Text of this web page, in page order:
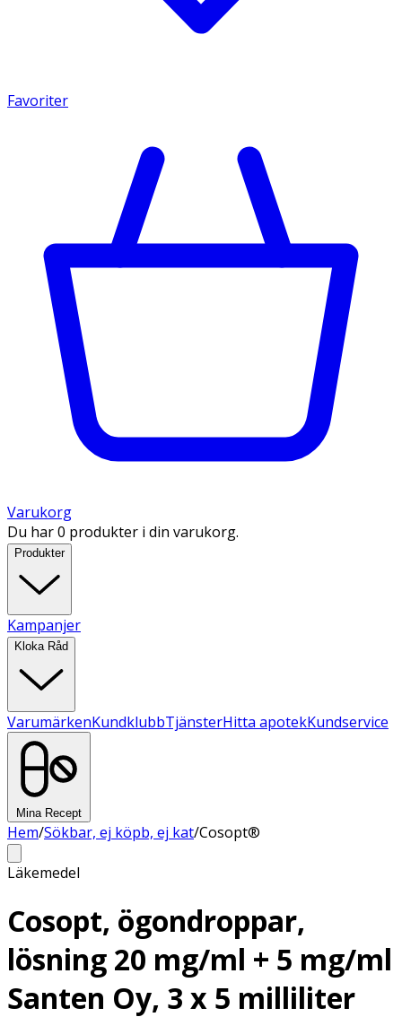
Favoriter
Varukorg
Du har 0 produkter i din varukorg.
Produkter
Kampanjer
Kloka Råd
VarumärkenKundklubbTjänsterHitta apotekKundservice
Mina Recept
Hem/Sökbar, ej köpb, ej kat/Cosopt®
Läkemedel
Cosopt, ögondroppar,
lösning 20 mg/ml + 5 mg/ml
Santen Oy, 3 x 5 milliliter